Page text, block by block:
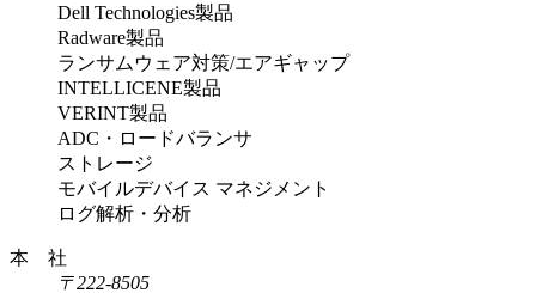
Dell Technologies製品
Radware製品
ランサムウェア対策/エアギャップ
INTELLICENE製品
VERINT製品
ADC・ロードバランサ
ストレージ
モバイルデバイス マネジメント
ログ解析・分析
本 社
〒222-8505